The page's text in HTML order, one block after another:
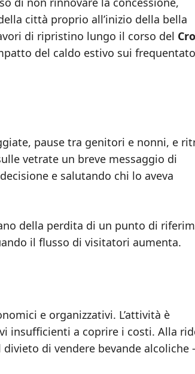
città proprio all’inizio della bella
di ripristino lungo il corso del
del caldo estivo sui
pause tra genitori e nonni, e
vetrate un breve messaggio di
e salutando chi lo aveva
della perdita di un punto di
il flusso di visitatori aumenta.
e organizzativi. L’attività è
insufficienti a coprire i costi. Alla
di vendere bevande alcoliche